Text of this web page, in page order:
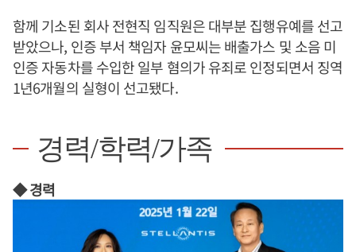
함께 기소된 회사 전현직 임직원은 대부분 집행유예를 선고
받았으나, 인증 부서 책임자 윤모씨는 배출가스 및 소음 미
인증 자동차를 수입한 일부 혐의가 유죄로 인정되면서 징역
1년6개월의 실형이 선고됐다.
경력/학력/가족
◆ 경력